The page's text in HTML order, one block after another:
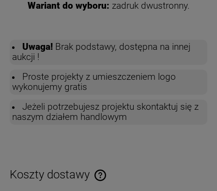
Wariant do wyboru: zadruk dwustronny.
Uwaga! Brak podstawy, dostępna na innej
aukcji !
Proste projekty z umieszczeniem logo
wykonujemy gratis
Jeżeli potrzebujesz projektu skontaktuj się z
naszym działem handlowym
Koszty dostawy
Cena nie zawiera ewentualnych kosztów płatności